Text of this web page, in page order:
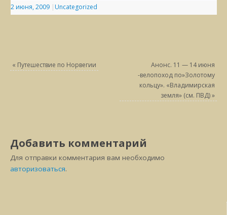
2 июня, 2009 | Uncategorized
« Путешествие по Норвегии
Анонс. 11 — 14 июня
-велопоход по»Золотому
кольцу». «Владимирская
земля» (см. ПВД)»
Добавить комментарий
Для отправки комментария вам необходимо
авторизоваться.